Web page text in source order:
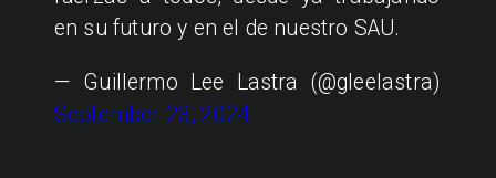
en su futuro y en el de nuestro SAU.
— Guillermo Lee Lastra (@gleelastra)
September 23, 2024